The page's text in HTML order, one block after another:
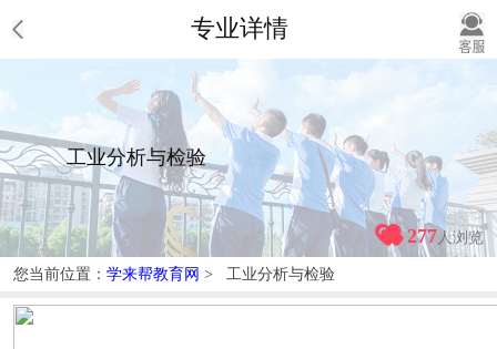
专业详情
工业分析与检验
277人浏览
您当前位置： 学来帮教育网 > 工业分析与检验